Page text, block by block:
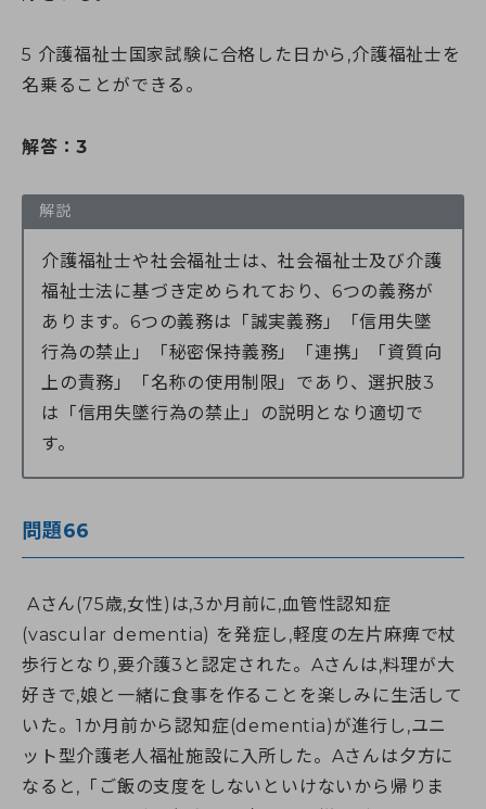
5 介護福祉士国家試験に合格した日から,介護福祉士を
名乗ることができる。
解答：3
解説
介護福祉士や社会福祉士は、社会福祉士及び介護
福祉士法に基づき定められており、6つの義務が
あります。6つの義務は「誠実義務」「信用失墜
行為の禁止」「秘密保持義務」「連携」「資質向
上の責務」「名称の使用制限」であり、選択肢3
は「信用失墜行為の禁止」の説明となり適切で
す。
問題66
Aさん(75歳,女性)は,3か月前に,血管性認知症
(vascular dementia) を発症し,軽度の左片麻痺で杖
歩行となり,要介護3と認定された。Aさんは,料理が大
好きで,娘と一緒に食事を作ることを楽しみに生活して
いた。1か月前から認知症(dementia)が進行し,ユニ
ット型介護老人福祉施設に入所した。Aさんは夕方に
なると,「ご飯の支度をしないといけないから帰りま